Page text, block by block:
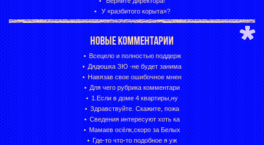
У «разбитого корыта»?
НОВЫЕ КОММЕНТАРИИ
Всецело и полностью поддерж
Дядюшка ЗЮ -не будет занима
Навязав свое ошибочное мнен
Для чего рубрика комментари
1.Если в доме 4 квартиры,ну
Здравствуйте. Скажите, пожа
Сведения интересуют хоть ка
Мамаев осёлк,скоро за Белых
Где-то что-то подобное я уж